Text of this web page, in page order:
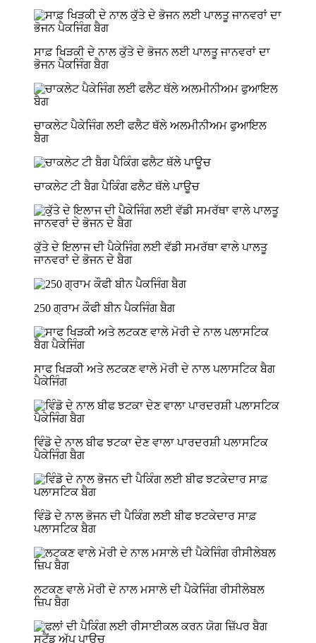
ਸਾਫ਼ ਖਿੜਕੀ ਦੇ ਨਾਲ ਕੁੱਤੇ ਦੇ ਭੋਜਨ ਲਈ ਪਾਲਤੂ ਜਾਨਵਰਾਂ ਦਾ
ਭੋਜਨ ਪੈਕਜਿੰਗ ਬੈਗ
ਚਾਕਲੇਟ ਪੈਕੇਜਿੰਗ ਲਈ ਫਲੈਟ ਥੱਲੇ ਅਲਮੀਨੀਅਮ ਫੁਆਇਲ
ਬੈਗ
ਚਾਕਲੇਟ ਟੀ ਬੈਗ ਪੈਕਿੰਗ ਫਲੈਟ ਥੱਲੇ ਪਾਊਚ
ਕੁੱਤੇ ਦੇ ਇਲਾਜ ਦੀ ਪੈਕੇਜਿੰਗ ਲਈ ਵੱਡੀ ਸਮਰੱਥਾ ਵਾਲੇ ਪਾਲਤੂ
ਜਾਨਵਰਾਂ ਦੇ ਭੋਜਨ ਦੇ ਬੈਗ
250 ਗ੍ਰਾਮ ਕੌਫੀ ਬੀਨ ਪੈਕਜਿੰਗ ਬੈਗ
ਸਾਫ ਖਿੜਕੀ ਅਤੇ ਲਟਕਣ ਵਾਲੇ ਮੋਰੀ ਦੇ ਨਾਲ ਪਲਾਸਟਿਕ ਬੈਗ
ਪੈਕੇਜਿੰਗ
ਵਿੰਡੋ ਦੇ ਨਾਲ ਬੀਫ ਝਟਕਾ ਦੇਣ ਵਾਲਾ ਪਾਰਦਰਸ਼ੀ ਪਲਾਸਟਿਕ
ਪੈਕੇਜਿੰਗ ਬੈਗ
ਵਿੰਡੋ ਦੇ ਨਾਲ ਭੋਜਨ ਦੀ ਪੈਕਿੰਗ ਲਈ ਬੀਫ ਝਟਕੇਦਾਰ ਸਾਫ਼
ਪਲਾਸਟਿਕ ਬੈਗ
ਲਟਕਣ ਵਾਲੇ ਮੋਰੀ ਦੇ ਨਾਲ ਮਸਾਲੇ ਦੀ ਪੈਕੇਜਿੰਗ ਰੀਸੀਲੇਬਲ
ਜ਼ਿਪ ਬੈਗ